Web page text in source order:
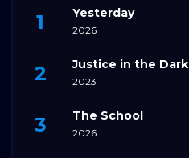
Yesterday
2026
Justice in the Dark
2023
The School
2026